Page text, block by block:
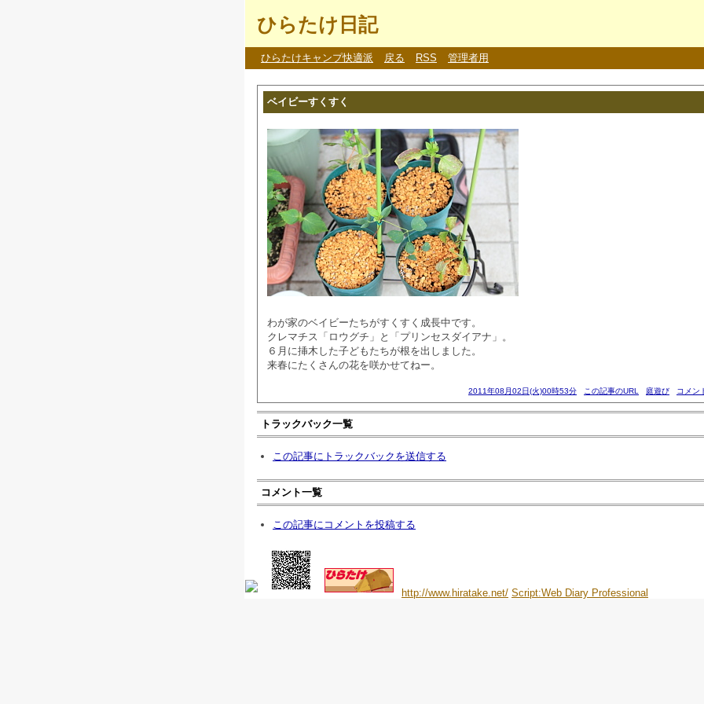
ひらたけ日記
ひらたけキャンプ快適派 戻る RSS 管理者用
ベイビーすくすく
わが家のベイビーたちがすくすく成長中です。
クレマチス「ロウグチ」と「プリンセスダイアナ」。
６月に挿木した子どもたちが根を出しました。
来春にたくさんの花を咲かせてねー。
2011年08月02日(火)00時53分 この記事のURL 庭遊び コメン
トラックバック一覧
この記事にトラックバックを送信する
コメント一覧
この記事にコメントを投稿する
http://www.hiratake.net/ Script:Web Diary Professional